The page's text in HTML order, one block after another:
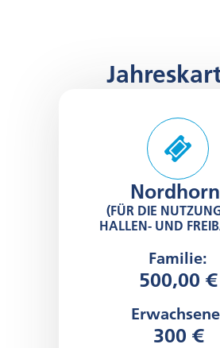
(FÜR DIE
HALLEN- UND
Familie:
500,00 €
300 €